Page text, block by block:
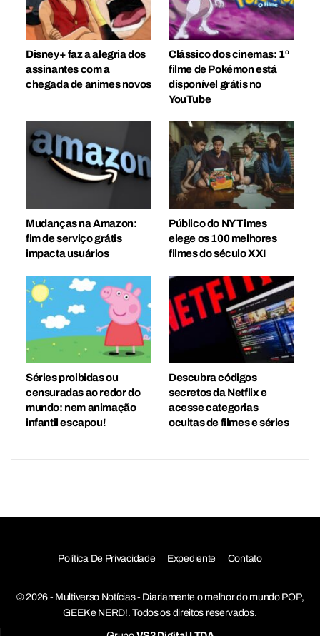
Disney+ faz a alegria dos
assinantes com a
chegada de animes novos
Clássico dos cinemas: 1º
filme de Pokémon está
disponível grátis no
YouTube
Mudanças na Amazon:
fim de serviço grátis
impacta usuários
Público do NY Times
elege os 100 melhores
filmes do século XXI
Séries proibidas ou
censuradas ao redor do
mundo: nem animação
infantil escapou!
Descubra códigos
secretos da Netflix e
acesse categorias
ocultas de filmes e séries
Política De Privacidade Expediente Contato
© 2026 - Multiverso Notícias - Diariamente o melhor do mundo POP,
GEEK e NERD!. Todos os direitos reservados.